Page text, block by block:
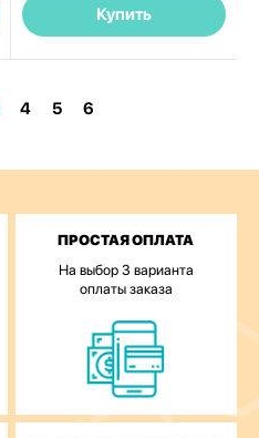
Купить
4 5 6
ПРОСТАЯ ОПЛАТА
На выбор 3 варианта
оплаты заказа